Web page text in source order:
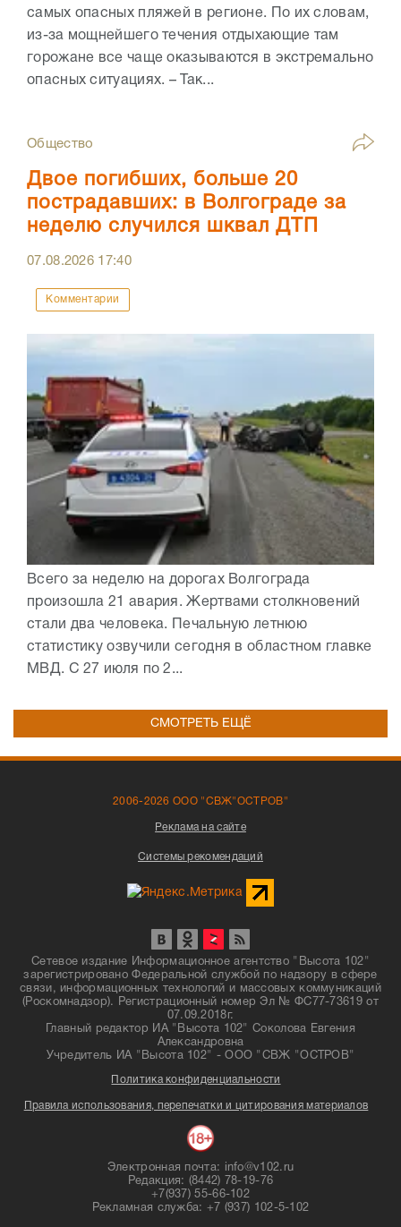
самых опасных пляжей в регионе. По их словам,
из-за мощнейшего течения отдыхающие там
горожане все чаще оказываются в экстремально
опасных ситуациях. – Так...
Общество
Двое погибших, больше 20
пострадавших: в Волгограде за
неделю случился шквал ДТП
07.08.2026 17:40
Комментарии
Всего за неделю на дорогах Волгограда
произошла 21 авария. Жертвами столкновений
стали два человека. Печальную летнюю
статистику озвучили сегодня в областном главке
МВД. С 27 июля по 2...
СМОТРЕТЬ ЕЩЁ
2006-2026 ООО "СВЖ"ОСТРОВ"
Реклама на сайте
Системы рекомендаций
Сетевое издание Информационное агентство "Высота 102"
зарегистрировано Федеральной службой по надзору в сфере
связи, информационных технологий и массовых коммуникаций
(Роскомнадзор). Регистрационный номер Эл № ФС77-73619 от
07.09.2018г.
Главный редактор ИА "Высота 102" Соколова Евгения
Александровна
Учредитель ИА "Высота 102" - ООО "СВЖ "ОСТРОВ"
Политика конфиденциальности
Правила использования, перепечатки и цитирования материалов
Электронная почта: info@v102.ru
Редакция: (8442) 78-19-76
+7(937) 55-66-102
Рекламная служба: +7 (937) 102-5-102